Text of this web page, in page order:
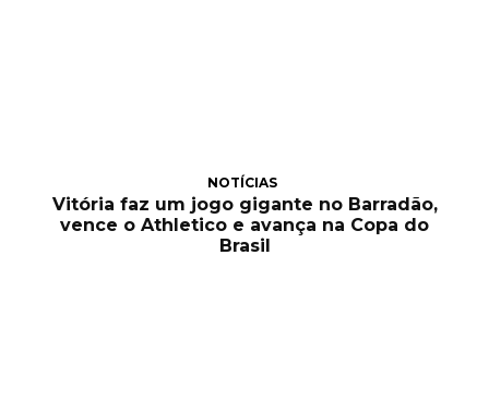
NOTÍCIAS
Vitória faz um jogo gigante no Barradão,
vence o Athletico e avança na Copa do
Brasil